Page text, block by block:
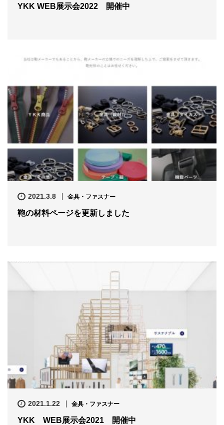
YKK WEB展示会2022 開催中
2021.3.8 金具・ファスナー
鞄の材料ページを更新しました
2021.1.22 金具・ファスナー
YKK WEB展示会2021 開催中